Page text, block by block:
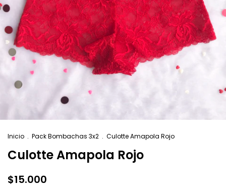
Inicio . Pack Bombachas 3x2 . Culotte Amapola Rojo
Culotte Amapola Rojo
$15.000